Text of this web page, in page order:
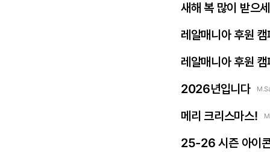
새해 복 많이 받으
레알매니아 후원
레알매니아 후원
2026년입니다
메리 크리스마스!
25-26 시즌 아이